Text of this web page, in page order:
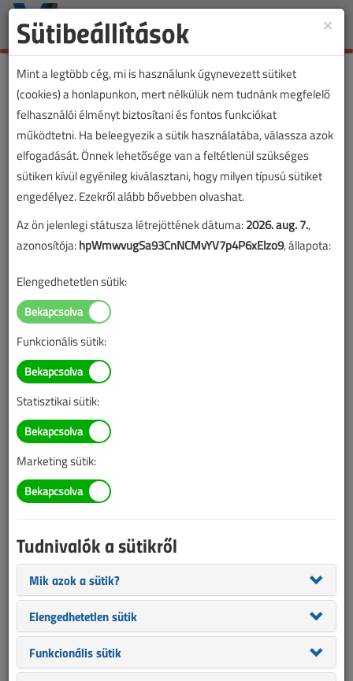
Toggle
Lapszám:
Eszközeink
Áram-védőkapocsló (ÁVK) II.
2005/3. lapszám|
Figylem! Ez a cikk 21 éve frissült utoljára. A benne szereplő
információk mára aktualitásukat veszíthették, valamint a tartalom
helyenként hiányos lehet (képek, táblázatok stb.).
×
Sütibeállítások
Mint a legtöbb cég, mi is használunk úgynevezett sütiket
(cookies) a honlapunkon, mert nélkülük nem tudnánk megfelelő
felhasználói élményt biztosítani és fontos funkciókat
működtetni. Ha beleegyezik a sütik használatába, válassza azok
elfogadását. Önnek lehetősége van a feltétlenül szükséges
sütiken kívül egyénileg kiválasztani, hogy milyen típusú sütiket
engedélyez. Ezekről alább bővebben olvashat.
Az ön jelenlegi státusza létrejöttének dátuma:2026. aug. 7.,
azonosítója:hpWmwvugSa93CnNCMvYV7p4P6xElzo9, állapota:
Elengedhetetlen sütik:
Funkcionális sütik:
Statisztikai sütik:
Marketing sütik:
Tudnivalók a sütikről
Mik azok a sütik?
Elengedhetetlen sütik
Funkcionális sütik